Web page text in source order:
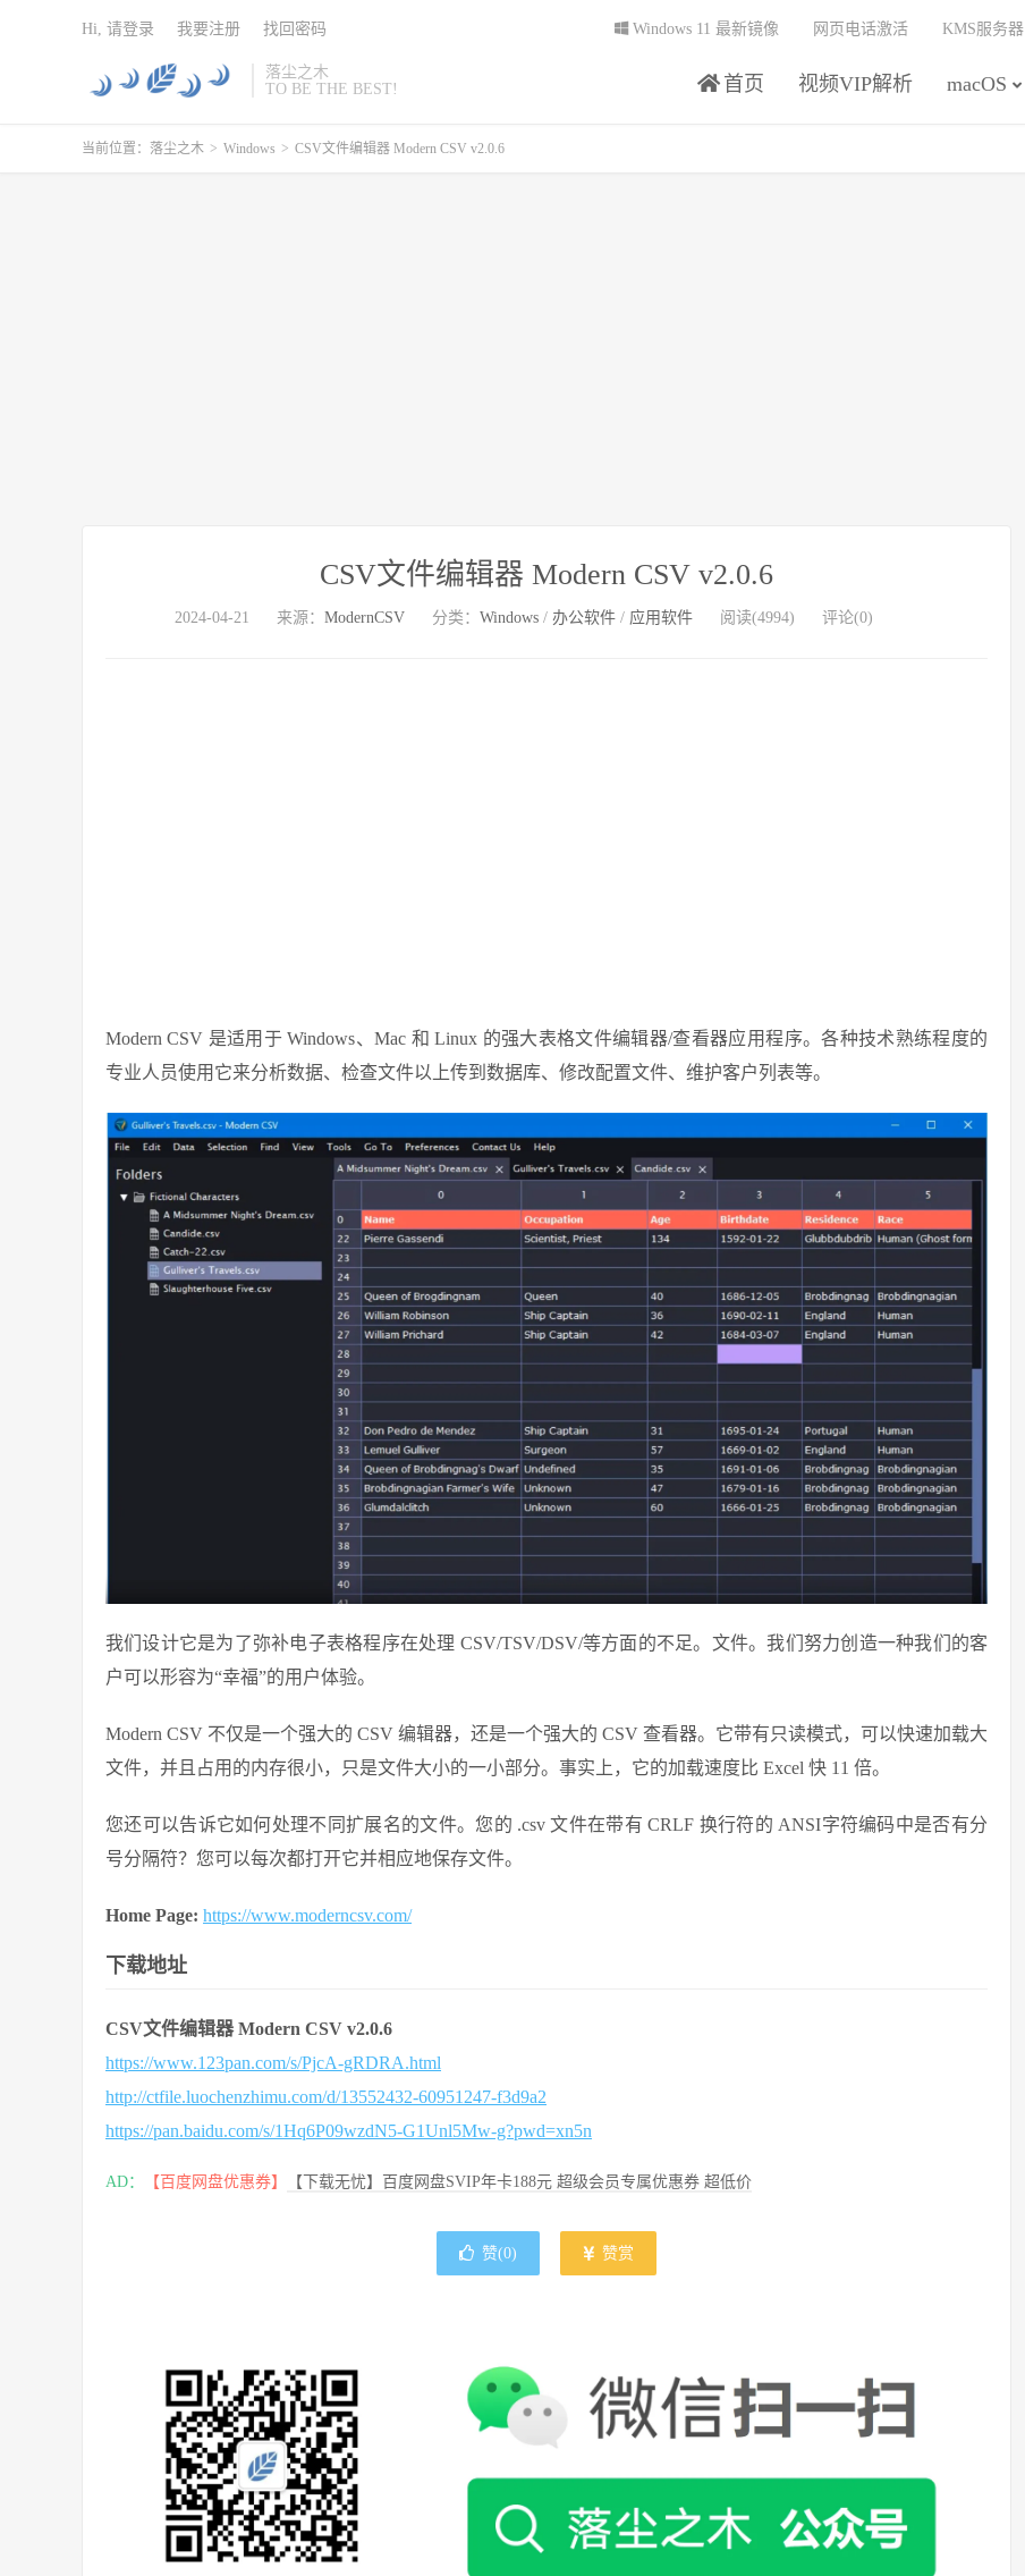
落尘之木
TO BE THE BEST!
首页 视频VIP解析 macOS
Windows 11 最新镜像 网页电话激活 KMS服务器
Hi, 请登录 我要注册 找回密码
当前位置： 落尘之木 > Windows > CSV文件编辑器 Modern CSV v2.0.6
CSV文件编辑器 Modern CSV v2.0.6
2024-04-21 来源： ModernCSV 分类： Windows / 办公软件 / 应用软件 阅读(4994) 评论(0)
Modern CSV 是适用于 Windows、Mac 和 Linux 的强大表格文件编辑器/查看器应用程序。各种技术熟练程度的
专业人员使用它来分析数据、检查文件以上传到数据库、修改配置文件、维护客户列表等。
我们设计它是为了弥补电子表格程序在处理 CSV/TSV/DSV/等方面的不足。文件。我们努力创造一种我们的客
户可以形容为“幸福”的用户体验。
Modern CSV 不仅是一个强大的 CSV 编辑器，还是一个强大的 CSV 查看器。它带有只读模式，可以快速加载大
文件，并且占用的内存很小，只是文件大小的一小部分。事实上，它的加载速度比 Excel 快 11 倍。
您还可以告诉它如何处理不同扩展名的文件。您的 .csv 文件在带有 CRLF 换行符的 ANSI字符编码中是否有分
号分隔符？您可以每次都打开它并相应地保存文件。
Home Page: https://www.moderncsv.com/
下载地址
CSV文件编辑器 Modern CSV v2.0.6
https://www.123pan.com/s/PjcA-gRDRA.html
http://ctfile.luochenzhimu.com/d/13552432-60951247-f3d9a2
https://pan.baidu.com/s/1Hq6P09wzdN5-G1Unl5Mw-g?pwd=xn5n
AD： 【百度网盘优惠券】 【下载无忧】百度网盘SVIP年卡188元 超级会员专属优惠券 超低价
赞(0) 赞赏